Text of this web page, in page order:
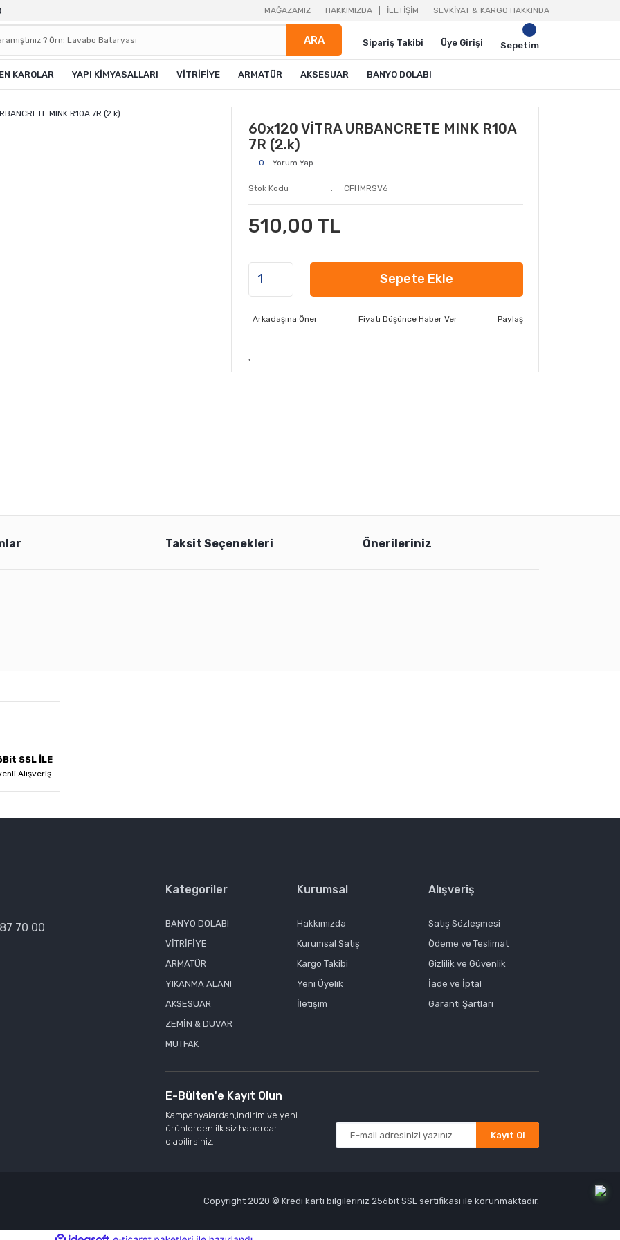
MAĞAZAMIZ HAKKIMIZDA İLETİŞİM SEVKİYAT & KARGO HAKKINDA
ARA Sipariş Takibi Üye Girişi Sepetim
KAROLAR YAPI KİMYASALLARI VİTRİFİYE ARMATÜR AKSESUAR BANYO DOLABI
60x120 VİTRA URBANCRETE MINK R10A
7R (2.k)
0 - Yorum Yap
Stok Kodu CFHMRSV6
510,00 TL
Sepete Ekle
Arkadaşına Öner Fiyatı Düşünce Haber Ver Paylaş
Taksit Seçenekleri Önerileriniz
SSL İLE
Alışveriş
70 00
Kategoriler
BANYO DOLABI
VİTRİFİYE
ARMATÜR
YIKANMA ALANI
AKSESUAR
ZEMİN & DUVAR
MUTFAK
Kurumsal
Hakkımızda
Kurumsal Satış
Kargo Takibi
Yeni Üyelik
İletişim
Alışveriş
Satış Sözleşmesi
Ödeme ve Teslimat
Gizlilik ve Güvenlik
İade ve İptal
Garanti Şartları
E-Bülten'e Kayıt Olun
Kampanyalardan,indirim ve yeni
ürünlerden ilk siz haberdar
olabilirsiniz.
Kayıt Ol
Copyright 2020 © Kredi kartı bilgileriniz 256bit SSL sertifikası ile korunmaktadır.